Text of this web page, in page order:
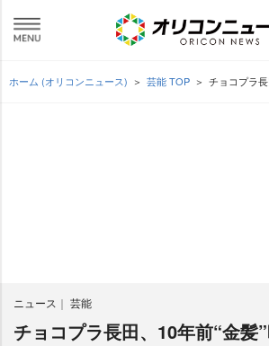
ホーム (オリコンニュース) 芸能 TOP チョコプラ
ニュース 芸能
チョコプラ長田、10年前“金髪